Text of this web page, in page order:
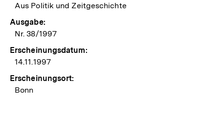
Aus Politik und Zeitgeschichte
Ausgabe:
Nr. 38/1997
Erscheinungsdatum:
14.11.1997
Erscheinungsort:
Bonn